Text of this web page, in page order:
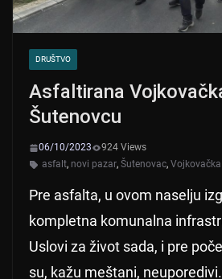
DRUŠTVO
Asfaltirana
Šutenovcu
06/10/2023
924 Views
asfalt, novi pazar, Šutenovac,
Pre asfalta, u ovom naselju
kompletna komunalna
Uslovi za život sada, i pre
su, kažu meštani,